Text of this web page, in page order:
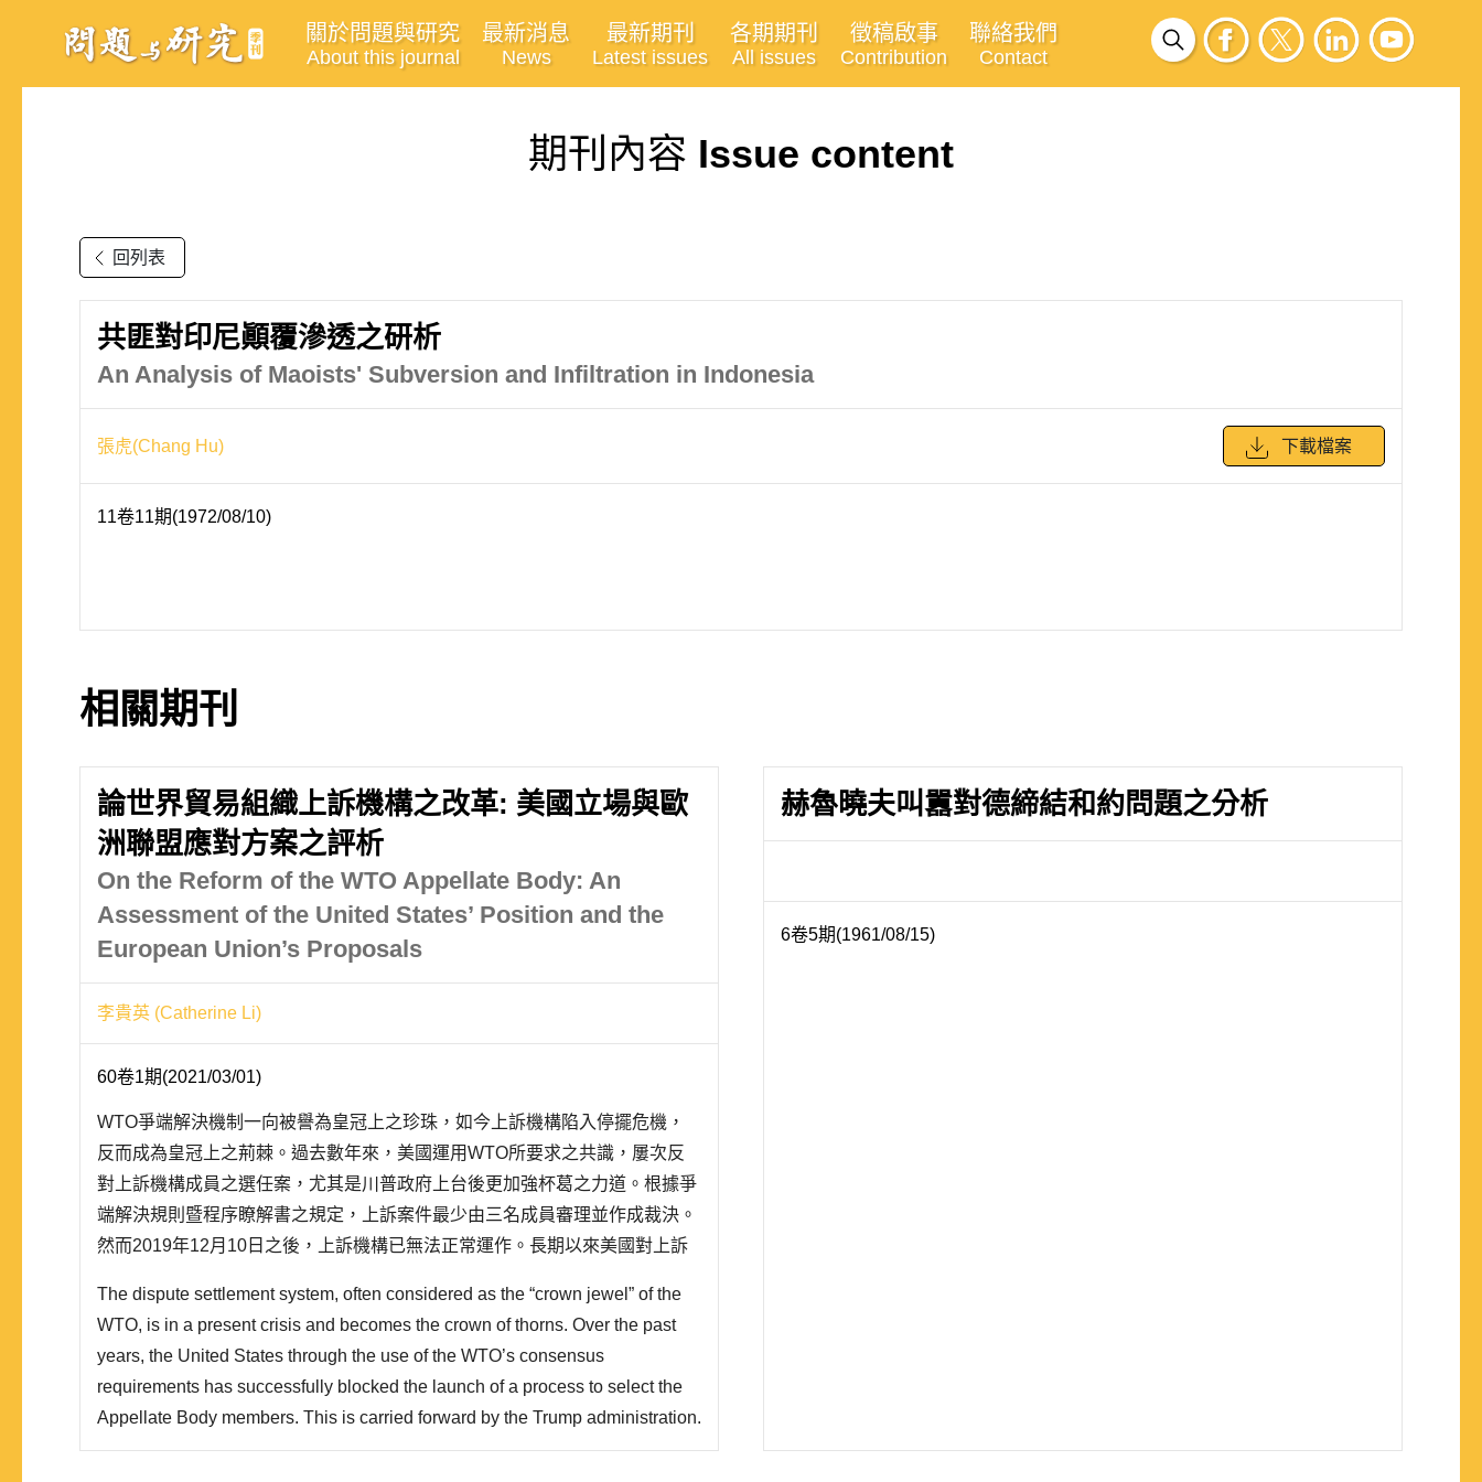
關於問題與研究
About this journal
最新消息
News
最新期刊
Latest issues
各期期刊
All issues
徵稿啟事
Contribution
聯絡我們
Contact
期刊內容 Issue content
回列表
共匪對印尼顚覆滲透之研析
An Analysis of Maoists' Subversion and Infiltration in Indonesia
張虎(Chang Hu) 下載檔案
11卷11期(1972/08/10)
相關期刊
論世界貿易組織上訴機構之改革: 美國立場與歐
洲聯盟應對方案之評析
On the Reform of the WTO Appellate Body: An
Assessment of the United States’ Position and the
European Union’s Proposals
李貴英 (Catherine Li)
60卷1期(2021/03/01)
WTO爭端解決機制一向被譽為皇冠上之珍珠，如今上訴機構陷入停擺危機，
反而成為皇冠上之荊棘。過去數年來，美國運用WTO所要求之共識，屢次反
對上訴機構成員之選任案，尤其是川普政府上台後更加強杯葛之力道。根據爭
端解決規則暨程序瞭解書之規定，上訴案件最少由三名成員審理並作成裁決。
然而2019年12月10日之後，上訴機構已無法正常運作。長期以來美國對上訴
則急於補實懸缺，而疏於處理美國關切之事項。根據爭端解決規則暨程序瞭解
書第3...
The dispute settlement system, often considered as the “crown jewel” of the
WTO, is in a present crisis and becomes the crown of thorns. Over the past
years, the United States through the use of the WTO’s consensus
requirements has successfully blocked the launch of a process to select the
Appellate Body members. This is carried forward by the Trump administration.
With a Settlement of Disputes Understanding (DSU) requirement that appeals
赫魯曉夫叫囂對德締結和約問題之分析
6卷5期(1961/08/15)